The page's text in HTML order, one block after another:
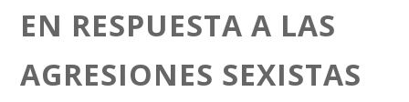
EN RESPUESTA A LAS
AGRESIONES SEXISTAS